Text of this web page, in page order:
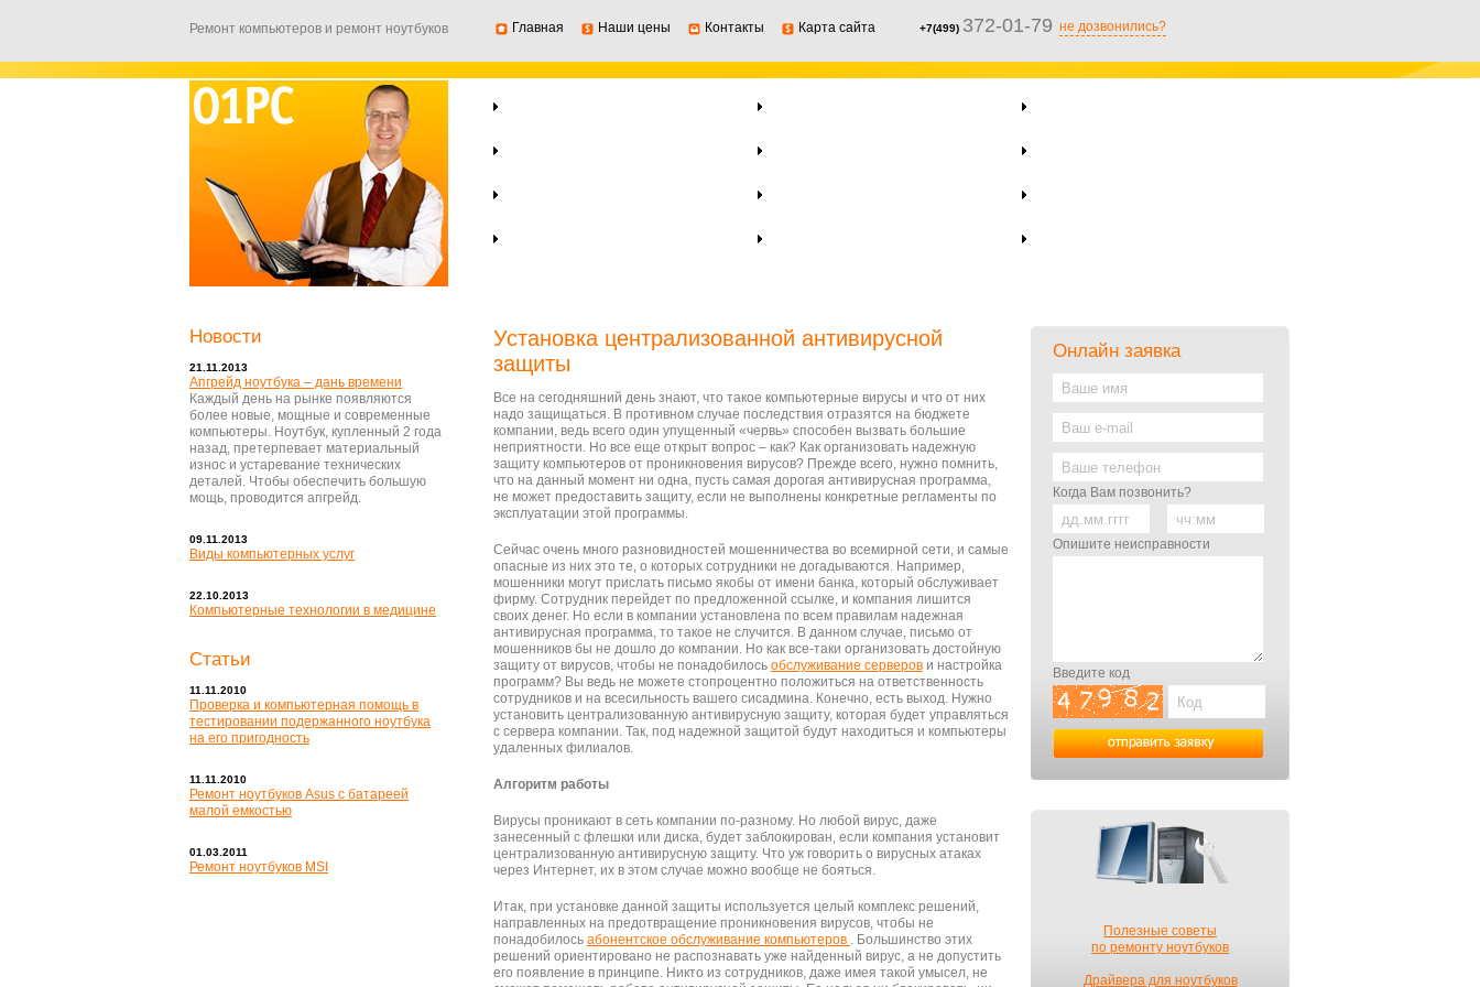
Ремонт компьютеров и ремонт ноутбуков Главная Наши цены Контакты Карта сайта +7(499) 372-01-79 не дозвонились?
Установка централизованной антивирусной
защиты
Все на сегодняшний день знают, что такое компьютерные вирусы и что от них
надо защищаться. В противном случае последствия отразятся на бюджете
компании, ведь всего один упущенный «червь» способен вызвать большие
неприятности. Но все еще открыт вопрос – как? Как организовать надежную
защиту компьютеров от проникновения вирусов? Прежде всего, нужно помнить,
что на данный момент ни одна, пусть самая дорогая антивирусная программа,
не может предоставить защиту, если не выполнены конкретные регламенты по
эксплуатации этой программы.
Сейчас очень много разновидностей мошенничества во всемирной сети, и самые
опасные из них это те, о которых сотрудники не догадываются. Например,
мошенники могут прислать письмо якобы от имени банка, который обслуживает
фирму. Сотрудник перейдет по предложенной ссылке, и компания лишится
своих денег. Но если в компании установлена по всем правилам надежная
антивирусная программа, то такое не случится. В данном случае, письмо от
мошенников бы не дошло до компании. Но как все-таки организовать достойную
защиту от вирусов, чтобы не понадобилось обслуживание серверов и настройка
программ? Вы ведь не можете стопроцентно положиться на ответственность
сотрудников и на всесильность вашего сисадмина. Конечно, есть выход. Нужно
установить централизованную антивирусную защиту, которая будет управляться
с сервера компании. Так, под надежной защитой будут находиться и компьютеры
удаленных филиалов.
Алгоритм работы
Вирусы проникают в сеть компании по-разному. Но любой вирус, даже
занесенный с флешки или диска, будет заблокирован, если компания установит
централизованную антивирусную защиту. Что уж говорить о вирусных атаках
через Интернет, их в этом случае можно вообще не бояться.
Итак, при установке данной защиты используется целый комплекс решений,
направленных на предотвращение проникновения вирусов, чтобы не
понадобилось абонентское обслуживание компьютеров . Большинство этих
решений ориентировано не распознавать уже найденный вирус, а не допустить
его появление в принципе. Никто из сотрудников, даже имея такой умысел, не
Новости
21.11.2013
Апгрейд ноутбука – дань времени
Каждый день на рынке появляются
более новые, мощные и современные
компьютеры. Ноутбук, купленный 2 года
назад, претерпевает материальный
износ и устаревание технических
деталей. Чтобы обеспечить большую
мощь, проводится апгрейд.
09.11.2013
Виды компьютерных услуг
22.10.2013
Компьютерные технологии в медицине
Статьи
11.11.2010
Проверка и компьютерная помощь в
тестировании подержанного ноутбука
на его пригодность
11.11.2010
Ремонт ноутбуков Asus с батареей
малой емкостью
01.03.2011
Ремонт ноутбуков MSI
Онлайн заявка
Когда Вам позвонить?
Опишите неисправности
Введите код
Полезные советы
по ремонту ноутбуков
Драйвера для ноутбуков